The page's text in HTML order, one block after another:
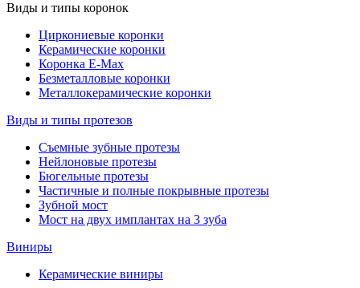
Виды и типы коронок
Циркониевые коронки
Керамические коронки
Коронка E-Max
Безметалловые коронки
Металлокерамические коронки
Виды и типы протезов
Съемные зубные протезы
Нейлоновые протезы
Бюгельные протезы
Частичные и полные покрывные протезы
Зубной мост
Мост на двух имплантах на 3 зуба
Виниры
Керамические виниры